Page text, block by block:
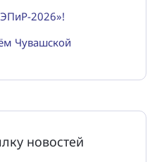
2026»!
Чувашской
новостей